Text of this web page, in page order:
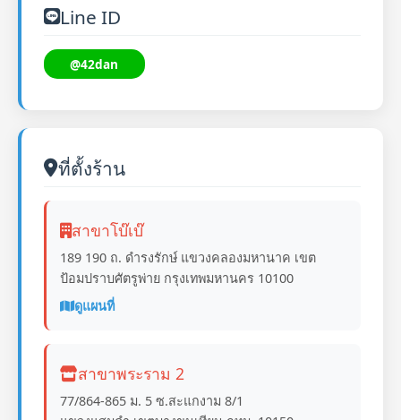
Line ID
@42dan
ที่ตั้งร้าน
สาขาโบ๊เบ๊
189 190 ถ. ดำรงรักษ์ แขวงคลองมหานาค เขต
ป้อมปราบศัตรูพ่าย กรุงเทพมหานคร 10100
ดูแผนที่
สาขาพระราม 2
77/864-865 ม. 5 ซ.สะแกงาม 8/1